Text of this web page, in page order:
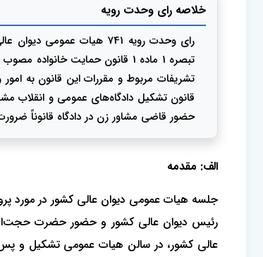
خلاصه رای وحدت رویه
رای وحدت رویه 741
قانون تشکیل دادگاه‌های عمومی و انقلاب
حضور قاضی مشاور زن در دادگاه قانوناً
الف: مقدمه
رئیس دیوان عالی کشور و حضور حضرت
عالی کشور، در سالن هیات عمومی تشکیل و پس